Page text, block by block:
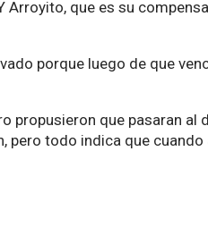
Arroyito, que es su
porque luego de que
propusieron que pasaran
pero todo indica que